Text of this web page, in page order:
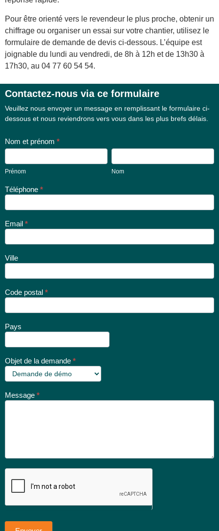
Pour être orienté vers le revendeur le plus proche, obtenir un
chiffrage ou organiser un essai sur votre chantier, utilisez le
formulaire de demande de devis ci-dessous. L’équipe est
joignable du lundi au vendredi, de 8h à 12h et de 13h30 à
17h30, au 04 77 60 54 54.
Contactez-nous via ce formulaire
de contact
Veuillez nous envoyer un message en remplissant le formulaire ci-
dessous et nous reviendrons vers vous dans les plus brefs délais.
Nom et prénom *
Prénom
Prénom
Nom
Nom
Téléphone *
Email *
Ville
Code postal *
Pays
Objet de la demande *
Message *